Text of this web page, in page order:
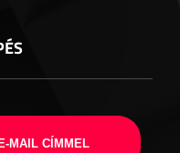
MAIL CÍMMEL